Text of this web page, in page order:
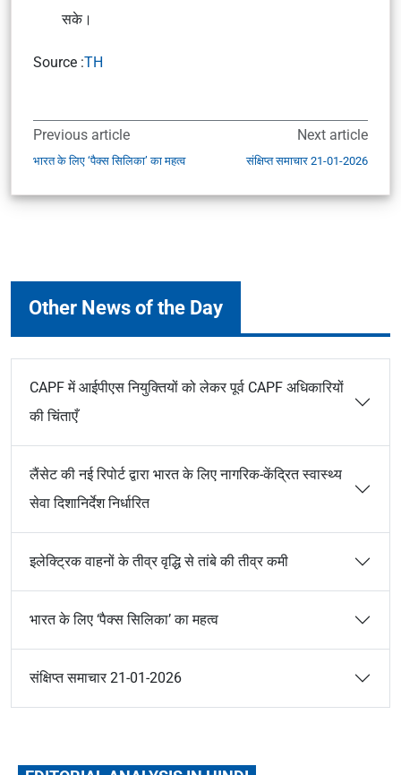
सके।
Source :TH
Previous article
भारत के लिए ‘पैक्स सिलिका’ का महत्व
Next article
संक्षिप्त समाचार 21-01-2026
Other News of the Day
CAPF में आईपीएस नियुक्तियों को लेकर पूर्व CAPF अधिकारियों
की चिंताएँ
लैंसेट की नई रिपोर्ट द्वारा भारत के लिए नागरिक-केंद्रित स्वास्थ्य
सेवा दिशानिर्देश निर्धारित
इलेक्ट्रिक वाहनों के तीव्र वृद्धि से तांबे की तीव्र कमी
भारत के लिए ‘पैक्स सिलिका’ का महत्व
संक्षिप्त समाचार 21-01-2026